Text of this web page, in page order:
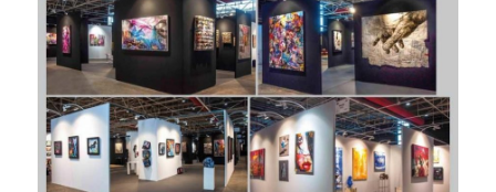
Kesenian
Prancis
mulai
dari
musik,
dan
festival